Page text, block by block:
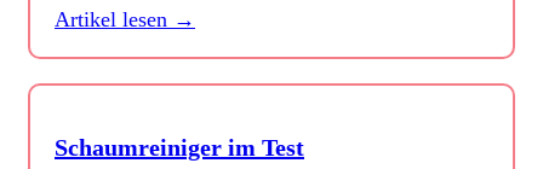
Artikel lesen →
Schaumreiniger im Test